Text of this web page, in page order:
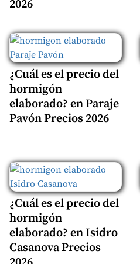
2026
¿Cuál es el precio del
hormigón
elaborado? en Paraje
Pavón Precios 2026
¿Cuál es el precio del
hormigón
elaborado? en Isidro
Casanova Precios